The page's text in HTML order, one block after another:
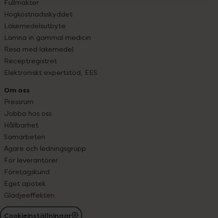
Fullmakter
Högkostnadsskyddet
Läkemedelsutbyte
Lämna in gammal medicin
Resa med läkemedel
Receptregistret
Elektroniskt expertstöd, EES
Om oss
Pressrum
Jobba hos oss
Hållbarhet
Samarbeten
Ägare och ledningsgrupp
För leverantörer
Företagskund
Eget apotek
Glädjeeffekten
Cookieinställningar